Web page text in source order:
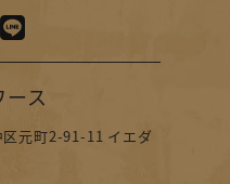
ース
元町2-91-11 イエダ